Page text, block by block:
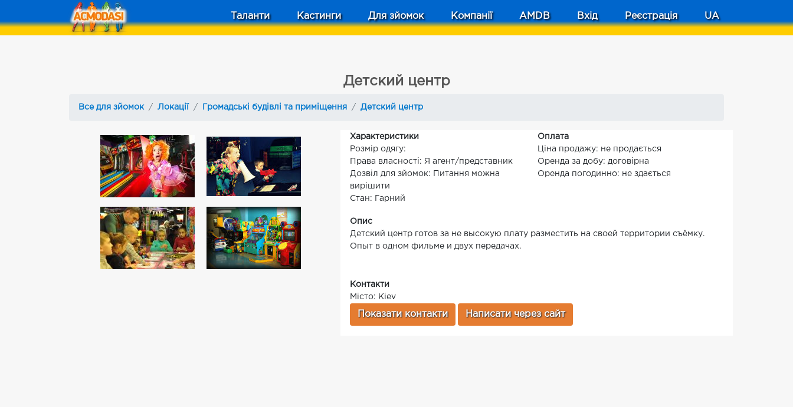
Таланти Кастинги Для зйомок Компанії AMDB Вхід Реєстрація UA
Детский центр
Все для зйомок Локації Громадські будівлі та приміщення Детский центр
Характеристики
Розмір одягу:
Права власності: Я агент/представник
Дозвіл для зйомок: Питання можна
вирішити
Стан: Гарний
Оплата
Ціна продажу: не продається
Оренда за добу: договірна
Оренда погодинно: не здається
Опис
Детский центр готов за не высокую плату разместить на своей территории съёмку.
Опыт в одном фильме и двух передачах.
Контакти
Місто: Kiev
Показати контакти Написати через сайт